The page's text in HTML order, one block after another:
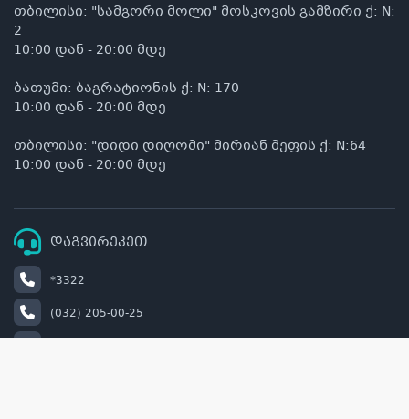
თბილისი: "სამგორი მოლი" მოსკოვის გამზირი ქ: N:
2
10:00 დან - 20:00 მდე
ბათუმი: ბაგრატიონის ქ: N: 170
10:00 დან - 20:00 მდე
თბილისი: "დიდი დიღომი" მირიან მეფის ქ: N:64
10:00 დან - 20:00 მდე
დაგვირეკეთ
*3322
(032) 205-00-25